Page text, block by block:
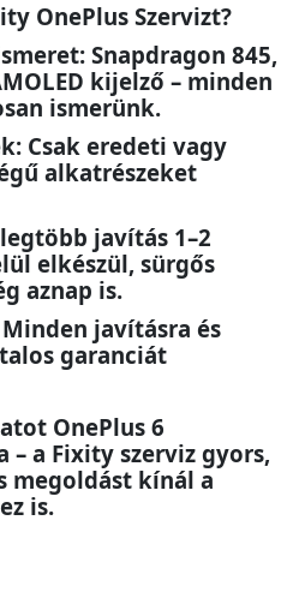
OnePlus Szervizt?
Snapdragon 845,
kijelző – minden
ismerünk.
Csak eredeti vagy
alkatrészeket
javítás 1–2
elkészül, sürgős
aznap is.
javításra és
garanciát
OnePlus 6
– a Fixity szerviz gyors,
megoldást kínál a
is.